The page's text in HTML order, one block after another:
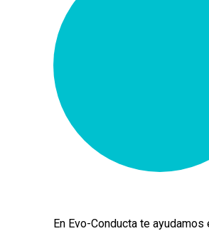
En Evo-Conducta te ayudamos